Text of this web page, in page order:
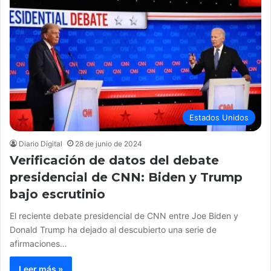
Estados Unidos
Diario Digital 28 de junio de 2024
Verificación de datos del debate
presidencial de CNN: Biden y Trump
bajo escrutinio
El reciente debate presidencial de CNN entre Joe Biden y
Donald Trump ha dejado al descubierto una serie de
afirmaciones…